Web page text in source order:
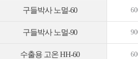
구들박사 노멀-60
구들박사 노멀-90
수출용 고온 HH-60